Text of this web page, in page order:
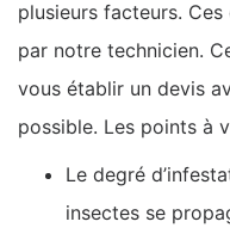
plusieurs facteurs.
par notre technicien.
vous établir un devis
possible. Les points à
Le degré
insectes se